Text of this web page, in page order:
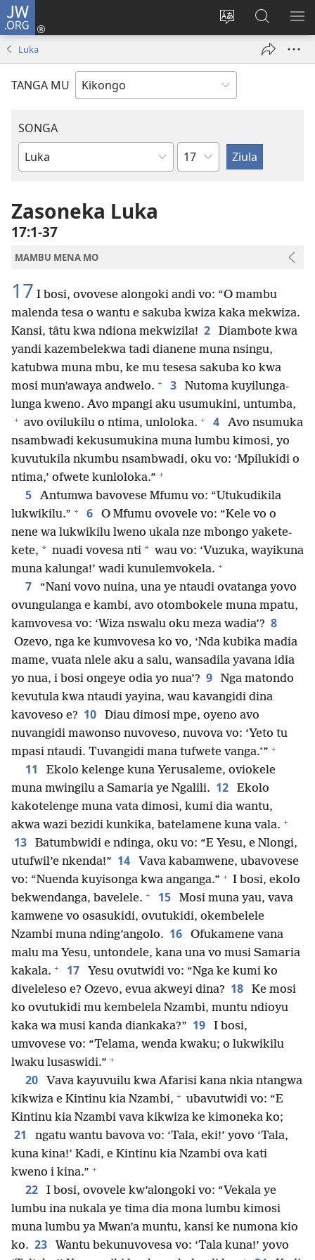
JW.ORG
Soba
nding'a
Kota
(opens
Vavulula
muna
JW.ORG
Luka
TANGA MU
SONGA
Bible
Kapu
Zasoneka Luka
17:1-37
MAMBU MENA MO
17 I bosi, ovovese alongoki andi vo: “O mambu
malenda tesa o wantu e sakuba kwiza kaka mekwiza.
Kansi, tâtu kwa ndiona mekwizila! 2
Diambote kwa
yandi kazembelekwa tadi dianene muna nsingu,
katubwa muna mbu, ke mu tesesa sakuba ko kwa
mosi mun’awaya andwelo. + 3
Nutoma kuyilunga-
lunga kweno. Avo mpangi aku usumukini, untumba,
+ avo ovilukilu o ntima, unloloka. + 4
Avo nsumuka
nsambwadi kekusumukina muna lumbu kimosi, yo
kuvutukila nkumbu nsambwadi, oku vo: ‘Mpilukidi o
ntima,’ ofwete kunloloka.” +
5
Antumwa bavovese Mfumu vo: “Utukudikila
lukwikilu.” + 6
O Mfumu ovovele vo: “Kele vo o
nene wa lukwikilu lweno ukala nze mbongo yakete-
kete, * nuadi vovesa nti * wau vo: ‘Vuzuka, wayikuna
muna kalunga!’ wadi kunulemvokela. +
7
“Nani vovo nuina, una ye ntaudi ovatanga yovo
ovungulanga e kambi, avo otombokele muna mpatu,
kamvovesa vo: ‘Wiza nswalu oku meza wadia’? 8
Ozevo, nga ke kumvovesa ko vo, ‘Nda kubika madia
mame, vuata nlele aku a salu, wansadila yavana idia
yo nua, i bosi ongeye odia yo nua’? 9
Nga matondo
kevutula kwa ntaudi yayina, wau kavangidi dina
kavoveso e? 10
Diau dimosi mpe, oyeno avo
nuvangidi mawonso nuvoveso, nuvova vo: ‘Yeto tu
mpasi ntaudi. Tuvangidi mana tufwete vanga.’” +
11
Ekolo kelenge kuna Yerusaleme, oviokele
muna mwingilu a Samaria ye Ngalili. 12
Ekolo
kakotelenge muna vata dimosi, kumi dia wantu,
akwa wazi bezidi kunkika, batelamene kuna vala. +
13
Batumbwidi e ndinga, oku vo: “E Yesu, e Nlongi,
utufwil’e nkenda!” 14
Vava kabamwene, ubavovese
vo: “Nuenda kuyisonga kwa anganga.” + I bosi, ekolo
bekwendanga, bavelele. + 15
Mosi muna yau, vava
kamwene vo osasukidi, ovutukidi, okembelele
Nzambi muna nding’angolo. 16
Ofukamene vana
malu ma Yesu, untondele, kana una vo musi Samaria
kakala. + 17
Yesu ovutwidi vo: “Nga ke kumi ko
diveleleso e? Ozevo, evua akweyi dina? 18
Ke mosi
ko ovutukidi mu kembelela Nzambi, muntu ndioyu
kaka wa musi kanda diankaka?” 19
I bosi,
umvovese vo: “Telama, wenda kwaku; o lukwikilu
lwaku lusaswidi.” +
20
Vava kayuvuilu kwa Afarisi kana nkia ntangwa
kikwiza e Kintinu kia Nzambi, + ubavutwidi vo: “E
Kintinu kia Nzambi vava kikwiza ke kimoneka ko;
21
ngatu wantu bavova vo: ‘Tala, eki!’ yovo ‘Tala,
kuna kina!’ Kadi, e Kintinu kia Nzambi ova kati
kweno i kina.” +
22
I bosi, ovovele kw’alongoki vo: “Vekala ye
lumbu ina nukala ye tima dia mona lumbu kimosi
muna lumbu ya Mwan’a muntu, kansi ke numona kio
ko. 23
Wantu bekunuvovesa vo: ‘Tala kuna!’ yovo